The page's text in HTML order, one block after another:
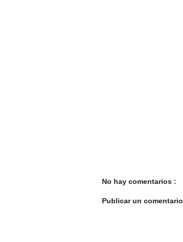
No hay comentarios :
Publicar un comentario